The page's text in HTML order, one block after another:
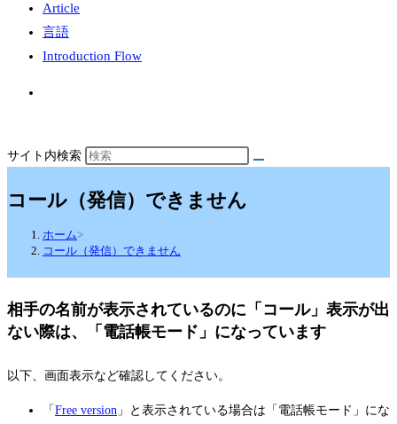
Article
言語
Introduction Flow
サイト内検索
コール（発信）できません
ホーム>
コール（発信）できません
相手の名前が表示されているのに「コール」表示が出
ない際は、「電話帳モード」になっています
以下、画面表示など確認してください。
「Free version 」と表示されている場合は「電話帳モード」にな